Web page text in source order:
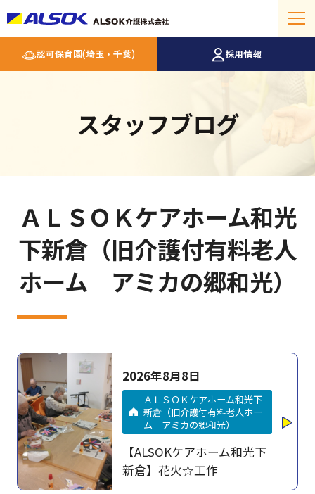
認可保育園(埼玉・千葉) 採用情報
スタッフブログ
ＡＬＳＯＫケアホーム和光
下新倉（旧介護付有料老人
ホーム アミカの郷和光）
2026年8月8日
ＡＬＳＯＫケアホーム和光下
新倉（旧介護付有料老人ホー
ム アミカの郷和光）
【ALSOKケアホーム和光下
新倉】花火☆工作